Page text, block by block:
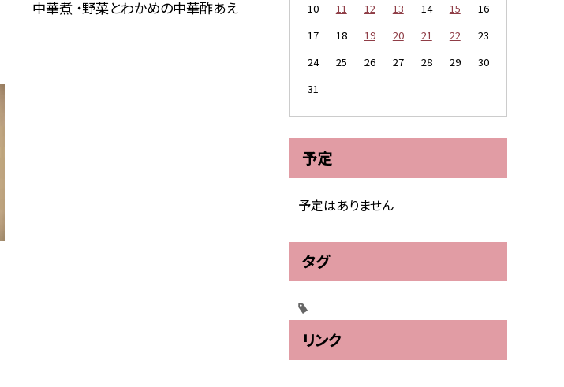
中華煮 ・野菜とわかめの中華酢あえ
10
11 12 13 14 15
16
17
18 19 20 21 22
23
24
25 26 27 28 29
30
31
予定
予定はありません
タグ
リンク